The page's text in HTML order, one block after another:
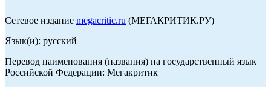
Сетевое издание megacritic.ru (МЕГАКРИТИК.РУ)
Язык(и): русский
Перевод наименования (названия) на государственный язык
Российской Федерации: Мегакритик